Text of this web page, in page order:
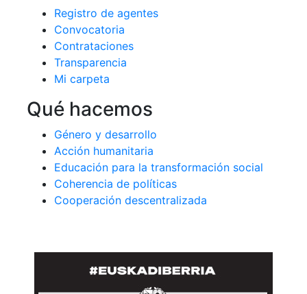
Registro de agentes
Convocatoria
Contrataciones
Transparencia
Mi carpeta
Qué hacemos
Género y desarrollo
Acción humanitaria
Educación para la transformación social
Coherencia de políticas
Cooperación descentralizada